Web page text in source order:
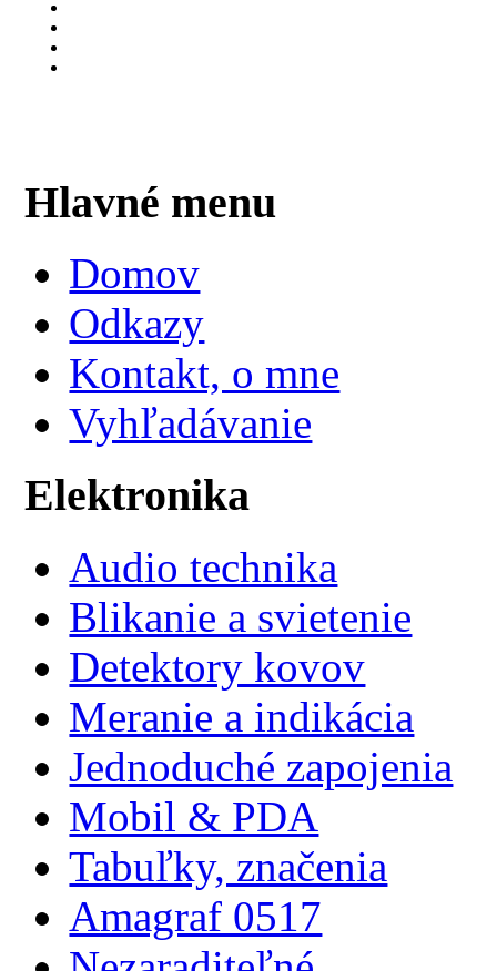
Hlavné menu
Domov
Odkazy
Kontakt, o mne
Vyhľadávanie
Elektronika
Audio technika
Blikanie a svietenie
Detektory kovov
Meranie a indikácia
Jednoduché zapojenia
Mobil & PDA
Tabuľky, značenia
Amagraf 0517